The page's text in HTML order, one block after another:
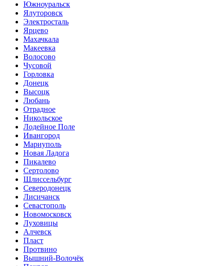
Южноуральск
Ялуторовск
Электросталь
Ярцево
Махачкала
Макеевка
Волосово
Чусовой
Горловка
Донецк
Высоцк
Любань
Отрадное
Никольское
Лодейное Поле
Ивангород
Мариуполь
Новая Ладога
Пикалево
Сертолово
Шлиссельбург
Северодонецк
Лисичанск
Севастополь
Новомосковск
Луховицы
Алчевск
Пласт
Протвино
Вышний-Волочёк